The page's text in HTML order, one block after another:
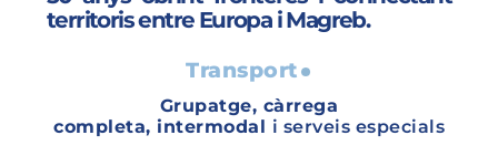
territoris entre Europa i Magreb.
Transport
Grupatge, càrrega
completa, intermodal i serveis especials